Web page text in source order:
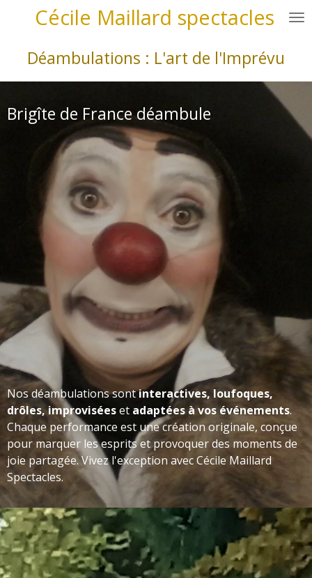
Passer
principal
Cécile Maillard spectacles
Déambulations : L'art de l'Imprévu
Brigîte de France déambule
Nos déambulations sontinteractives, loufoques,
drôles, improviséeset adaptées à vos événements.
Chaque performance est une création originale, conçue
pour marquer les esprits et provoquer des moments de
joie partagée. Vivez l'exception avec Cécile Maillard
Spectacles.